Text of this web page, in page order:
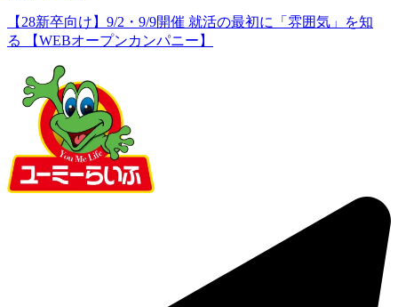
【28新卒向け】9/2・9/9開催 就活の最初に「雰囲気」を知
る 【WEBオープンカンパニー】